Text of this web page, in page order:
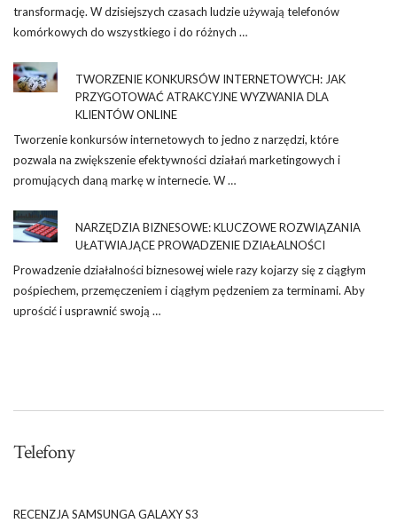
transformację. W dzisiejszych czasach ludzie używają telefonów
komórkowych do wszystkiego i do różnych …
TWORZENIE KONKURSÓW INTERNETOWYCH: JAK
PRZYGOTOWAĆ ATRAKCYJNE WYZWANIA DLA
KLIENTÓW ONLINE
Tworzenie konkursów internetowych to jedno z narzędzi, które
pozwala na zwiększenie efektywności działań marketingowych i
promujących daną markę w internecie. W …
NARZĘDZIA BIZNESOWE: KLUCZOWE ROZWIĄZANIA
UŁATWIAJĄCE PROWADZENIE DZIAŁALNOŚCI
Prowadzenie działalności biznesowej wiele razy kojarzy się z ciągłym
pośpiechem, przemęczeniem i ciągłym pędzeniem za terminami. Aby
uprościć i usprawnić swoją …
Telefony
RECENZJA SAMSUNGA GALAXY S3